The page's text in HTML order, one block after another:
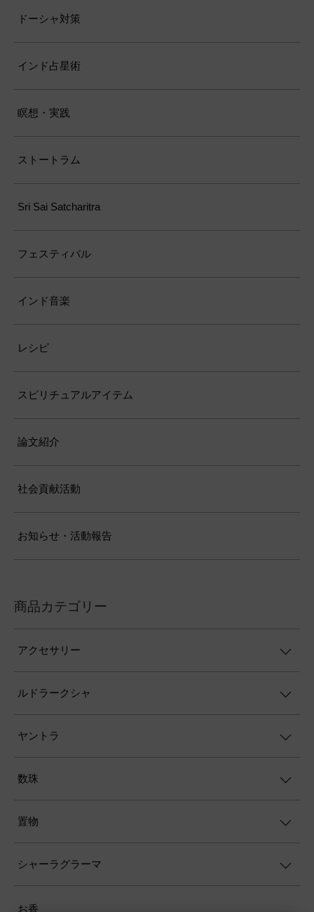
ドーシャ対策
インド占星術
瞑想・実践
ストートラム
Sri Sai Satcharitra
フェスティバル
インド音楽
レシピ
スピリチュアルアイテム
論文紹介
社会貢献活動
お知らせ・活動報告
商品カテゴリー
アクセサリー
ルドラークシャ
ヤントラ
数珠
置物
シャーラグラーマ
お香